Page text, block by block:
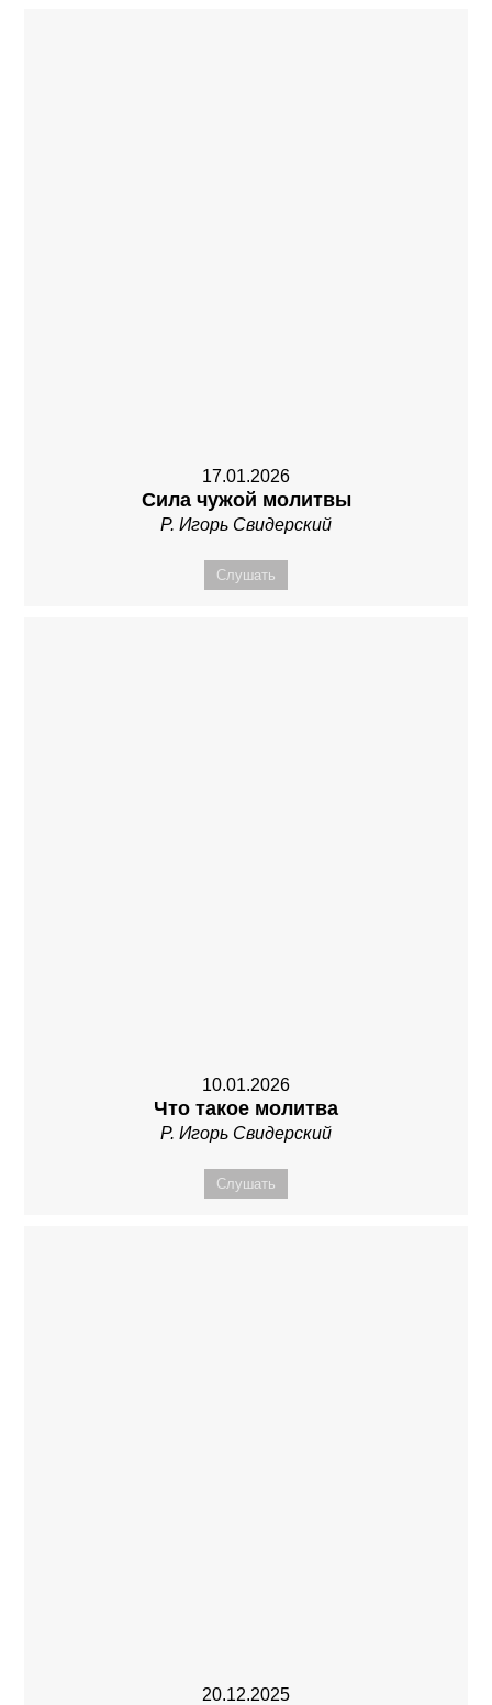
17.01.2026
Сила чужой молитвы
Р. Игорь Свидерский
Слушать
10.01.2026
Что такое молитва
Р. Игорь Свидерский
Слушать
20.12.2025